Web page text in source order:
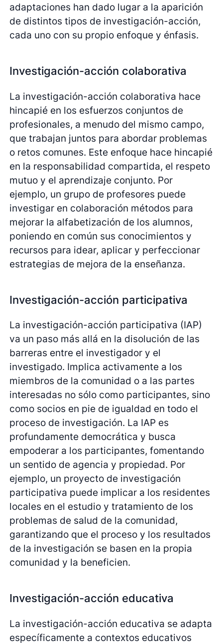
adaptaciones han dado lugar a la aparición
de distintos tipos de investigación-acción,
cada uno con su propio enfoque y énfasis.
Investigación-acción colaborativa
La investigación-acción colaborativa hace
hincapié en los esfuerzos conjuntos de
profesionales, a menudo del mismo campo,
que trabajan juntos para abordar problemas
o retos comunes. Este enfoque hace hincapié
en la responsabilidad compartida, el respeto
mutuo y el aprendizaje conjunto. Por
ejemplo, un grupo de profesores puede
investigar en colaboración métodos para
mejorar la alfabetización de los alumnos,
poniendo en común sus conocimientos y
recursos para idear, aplicar y perfeccionar
estrategias de mejora de la enseñanza.
Investigación-acción participativa
La investigación-acción participativa (IAP)
va un paso más allá en la disolución de las
barreras entre el investigador y el
investigado. Implica activamente a los
miembros de la comunidad o a las partes
interesadas no sólo como participantes, sino
como socios en pie de igualdad en todo el
proceso de investigación. La IAP es
profundamente democrática y busca
empoderar a los participantes, fomentando
un sentido de agencia y propiedad. Por
ejemplo, un proyecto de investigación
participativa puede implicar a los residentes
locales en el estudio y tratamiento de los
problemas de salud de la comunidad,
garantizando que el proceso y los resultados
de la investigación se basen en la propia
comunidad y la beneficien.
Investigación-acción educativa
La investigación-acción educativa se adapta
específicamente a contextos educativos